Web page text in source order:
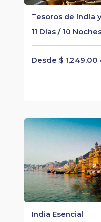
Tesoros de India
11 Días / 10 Noches
Desde $ 1,249.00
India Esencial